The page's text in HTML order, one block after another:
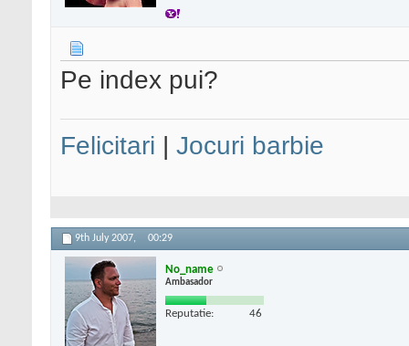
Pe index pui?
Felicitari Jocuri barbie
9th July 2007, 00:29
No_name
Ambasador
Reputatie: 46